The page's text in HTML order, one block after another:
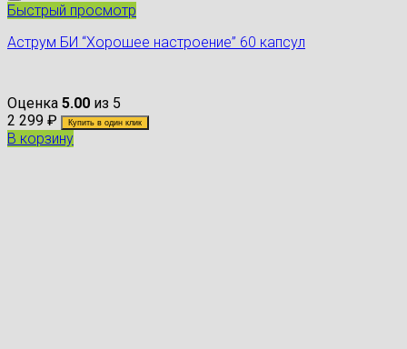
Быстрый просмотр
Аструм БИ “Хорошее настроение” 60 капсул
Оценка 5.00 из 5
2 299 ₽ Купить в один клик
В корзину